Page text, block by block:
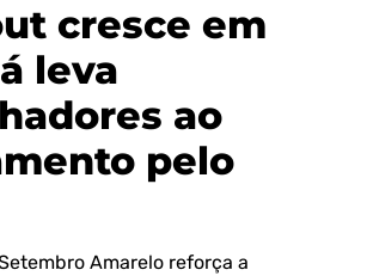
cresce em
leva
ao
pelo
Amarelo reforça a